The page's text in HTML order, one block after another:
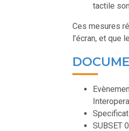
tactile
Ces mesures
l’écran, et que
SUBSET